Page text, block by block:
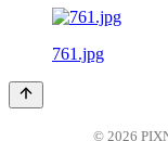
761.jpg
© 2026